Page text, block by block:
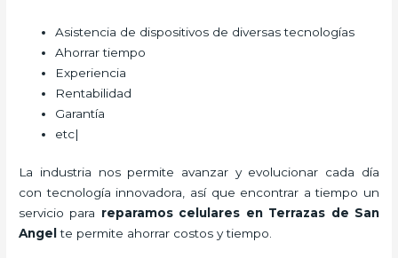
Asistencia de dispositivos de diversas tecnologías
Ahorrar tiempo
Experiencia
Rentabilidad
Garantía
etc|
La industria nos permite avanzar y evolucionar cada día
con tecnología innovadora, así que encontrar a tiempo un
servicio para reparamoscelulares en Terrazas de San
Angel te permite ahorrar costos y tiempo.